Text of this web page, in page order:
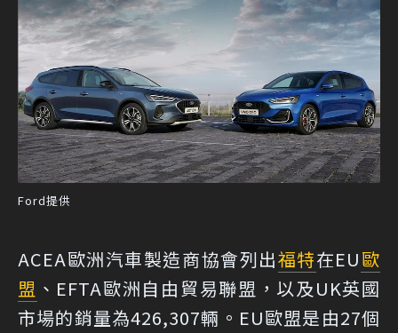
Ford提供
ACEA歐洲汽車製造商協會列出福特在EU歐
盟 、EFTA歐洲自由貿易聯盟，以及UK英國
市場的銷量為426,307輛。EU歐盟是由27個